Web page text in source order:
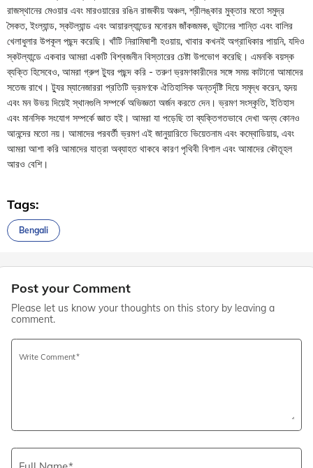
রাজস্থানের মেওয়ার এবং মারওয়ারের রঙিন রাজকীয় অঞ্চল, শ্রীলঙ্কার মুক্তার মতো সমুদ্র
সৈকত, ইংল্যান্ড, স্কটল্যান্ড এবং আয়ারল্যান্ডের মনোরম জাঁকজমক, ভুটানের শান্তি এবং বালির
খেলাধুলার উপকূল পছন্দ করেছি। খাঁটি নিরামিষাশী হওয়ায়, খাবার কখনই অগ্রাধিকার পায়নি, যদিও
স্কটল্যান্ডে একবার আমরা একটি বিশ্বজনীন বিস্তারের চেষ্টা উপভোগ করেছি। এমনকি বয়স্ক
ব্যক্তি হিসেবেও, আমরা গ্রুপ ট্যুর পছন্দ করি - তরুণ ভ্রমণকারীদের সঙ্গে সময় কাটানো আমাদের
সতেজ রাখে। ট্যুর ম্যানেজাররা প্রতিটি ভ্রমণকে ঐতিহাসিক অন্তর্দৃষ্টি দিয়ে সমৃদ্ধ করেন, হৃদয়
এবং মন উভয় দিয়েই স্থানগুলি সম্পর্কে অভিজ্ঞতা অর্জন করতে দেন। ভ্রমণ সংস্কৃতি, ইতিহাস
এবং মানসিক সংযোগ সম্পর্কে জ্ঞাত হই। আমরা যা পড়েছি তা ব্যক্তিগতভাবে দেখা অন্য কোনও
আনন্দের মতো নয়। আমাদের পরবর্তী ভ্রমণ এই জানুয়ারিতে ভিয়েতনাম এবং কম্বোডিয়ায়, এবং
আমরা আশা করি আমাদের যাত্রা অব্যাহত থাকবে কারণ পৃথিবী বিশাল এবং আমাদের কৌতূহল
আরও বেশি।
Tags:
Bengali
Post your Comment
Please let us know your thoughts on this story by leaving a
comment.
Write Comment